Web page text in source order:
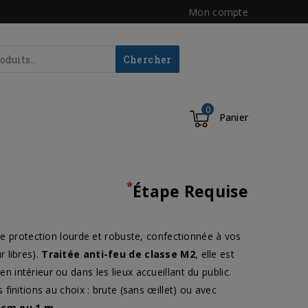
Mon compte
Chercher
0
Panier
*Étape Requise
protection lourde et robuste, confectionnée à vos
libres). Traitée anti-feu de classe M2, elle est
intérieur ou dans les lieux accueillant du public.
finitions au choix : brute (sans œillet) ou avec